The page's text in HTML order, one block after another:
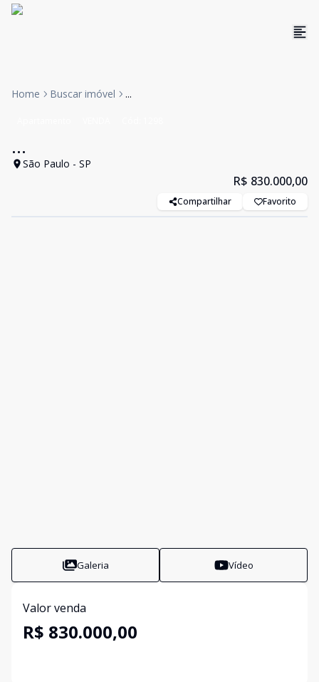
Home Buscar imóvel ...
...
São Paulo - SP
R$ 830.000,00
Compartilhar Favorito
Galeria Vídeo
Valor venda
R$ 830.000,00